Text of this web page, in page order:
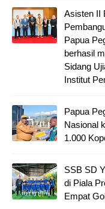
Asisten II
Papua
berhasil
Sidang
Institut
Papua
Nasional
1.000
SSB SD
di Piala
Empat